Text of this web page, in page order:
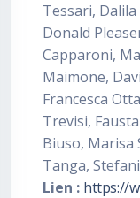
Tessari,
Donald
Capparoni,
Maimone,
Francesca
Trevisi,
Biuso, Marisa
Tanga,
Lien : https://